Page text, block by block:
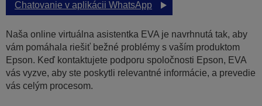
Chatovanie v aplikácii WhatsApp
Naša online virtuálna asistentka EVA je navrhnutá tak, aby
vám pomáhala riešiť bežné problémy s vaším produktom
Epson. Keď kontaktujete podporu spoločnosti Epson, EVA
vás vyzve, aby ste poskytli relevantné informácie, a prevedie
vás celým procesom.